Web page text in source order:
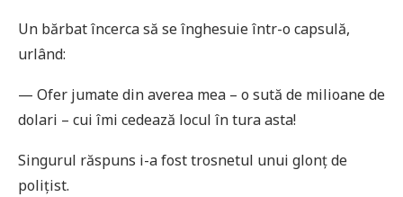
Un bărbat încerca să se înghesuie într-o capsulă,
urlând:
— Ofer jumate din averea mea – o sută de milioane de
dolari – cui îmi cedează locul în tura asta!
Singurul răspuns i-a fost trosnetul unui glonț de
polițist.